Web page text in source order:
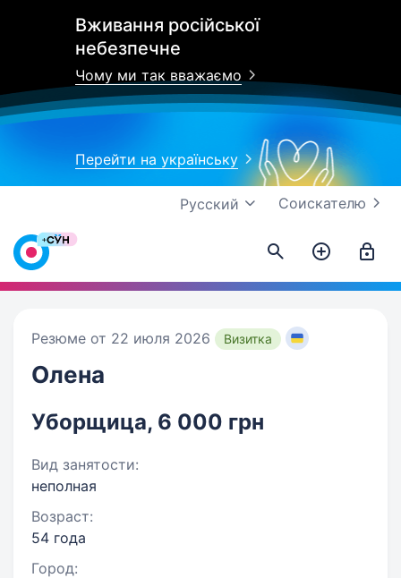
Вживання російської
небезпечне
Чому ми так вважаємо
Перейти на українську
Соискателю
Русский
Резюме от 22 июля 2026 Визитка
Олена
Уборщица, 6 000 грн
Вид занятости:
неполная
Возраст:
54 года
Город: